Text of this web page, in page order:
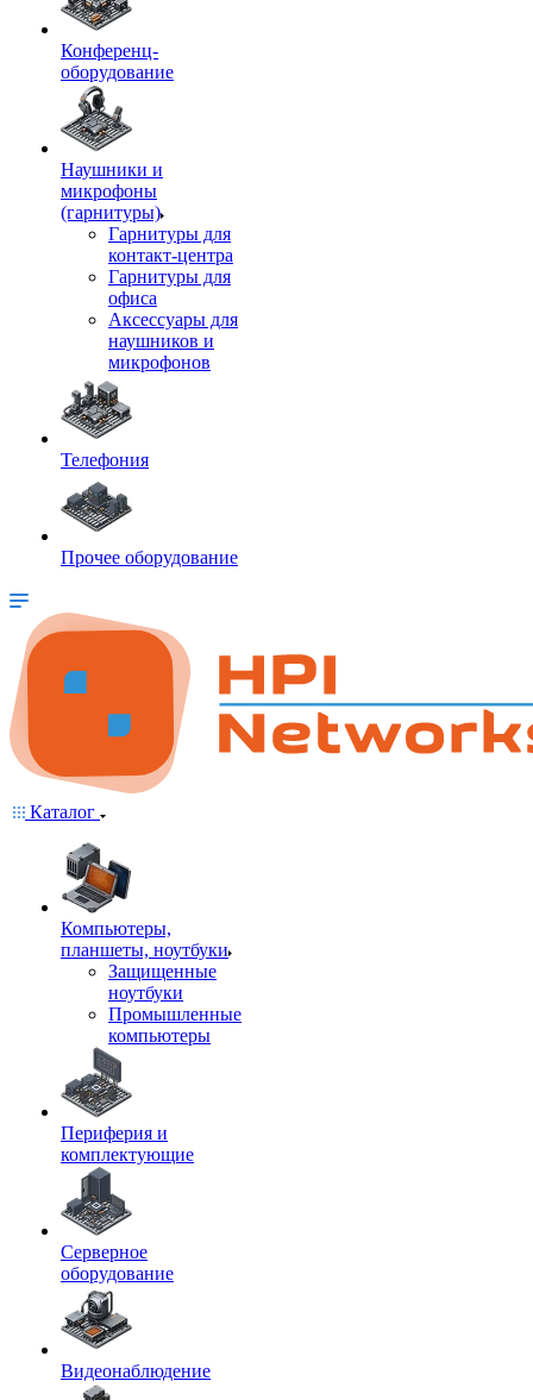
Конференц-
оборудование
Наушники и
микрофоны
(гарнитуры)
Гарнитуры для
контакт-центра
Гарнитуры для
офиса
Аксессуары для
наушников и
микрофонов
Телефония
Прочее оборудование
Каталог
Компьютеры,
планшеты, ноутбуки
Защищенные
ноутбуки
Промышленные
компьютеры
Периферия и
комплектующие
Серверное
оборудование
Видеонаблюдение